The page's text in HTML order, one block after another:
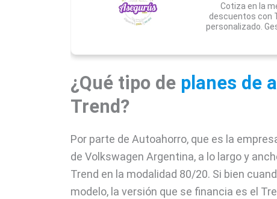
Cotiza en la
descuentos con
personalizado.
¿Qué tipo de planes de
Trend?
Por parte de Autoahorro, que es la
de Volkswagen Argentina, a lo largo y
Trend en la modalidad 80/20. Si bien
modelo, la versión que se financia es el